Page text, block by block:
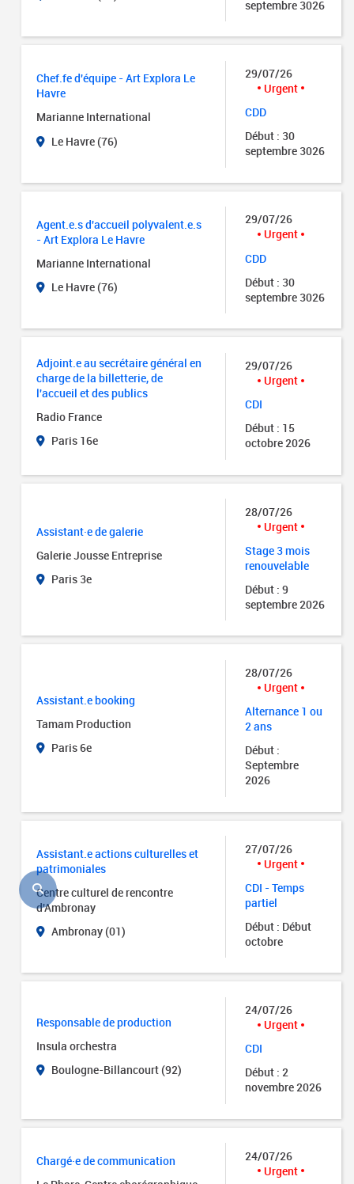
septembre 3026
Chef.fe d'équipe - Art Explora Le
Havre
Marianne International
Le Havre (76)
29/07/26
Urgent
CDD
Début : 30
septembre 3026
Agent.e.s d'accueil polyvalent.e.s
- Art Explora Le Havre
Marianne International
Le Havre (76)
29/07/26
Urgent
CDD
Début : 30
septembre 3026
Adjoint.e au secrétaire général en
charge de la billetterie, de
l'accueil et des publics
Radio France
Paris 16e
29/07/26
Urgent
CDI
Début : 15
octobre 2026
Assistant·e de galerie
Galerie Jousse Entreprise
Paris 3e
28/07/26
Urgent
Stage 3 mois
renouvelable
Début : 9
septembre 2026
Assistant.e booking
Tamam Production
Paris 6e
28/07/26
Urgent
Alternance 1 ou
2 ans
Début :
Septembre
2026
Assistant.e actions culturelles et
patrimoniales
Centre culturel de rencontre
d'Ambronay
Ambronay (01)
27/07/26
Urgent
CDI - Temps
partiel
Début : Début
octobre
Responsable de production
Insula orchestra
Boulogne-Billancourt (92)
24/07/26
Urgent
CDI
Début : 2
novembre 2026
Chargé·e de communication
24/07/26
Urgent